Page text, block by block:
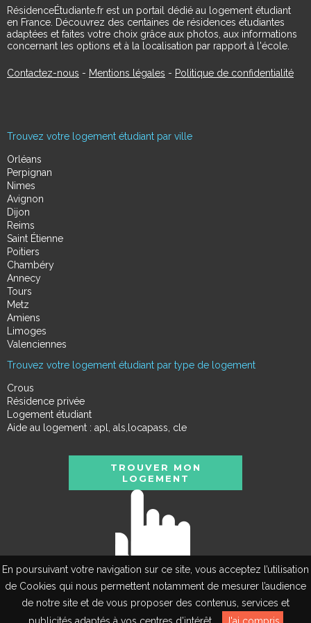
En poursuivant votre navigation sur ce site, vous acceptez l’utilisation
de Cookies qui nous permettent notamment de mesurer l’audience
de notre site et de vous proposer des contenus, services et
RésidenceÉtudiante.fr est un portail dédié au logement étudiant
en France. Découvrez des centaines de résidences étudiantes
adaptées et faites votre choix grâce aux photos, aux informations
concernant les options et à la localisation par rapport à l'école.
Contactez-nous - Mentions légales - Politique de confidentialité
Trouvez votre logement étudiant par ville
Orléans
Perpignan
Nimes
Avignon
Dijon
Reims
Saint Étienne
Poitiers
Chambéry
Annecy
Tours
Metz
Amiens
Limoges
Valenciennes
Trouvez votre logement étudiant par type de logement
Crous
Résidence privée
Logement étudiant
Aide au logement : apl, als,locapass, cle
TROUVER MON
LOGEMENT